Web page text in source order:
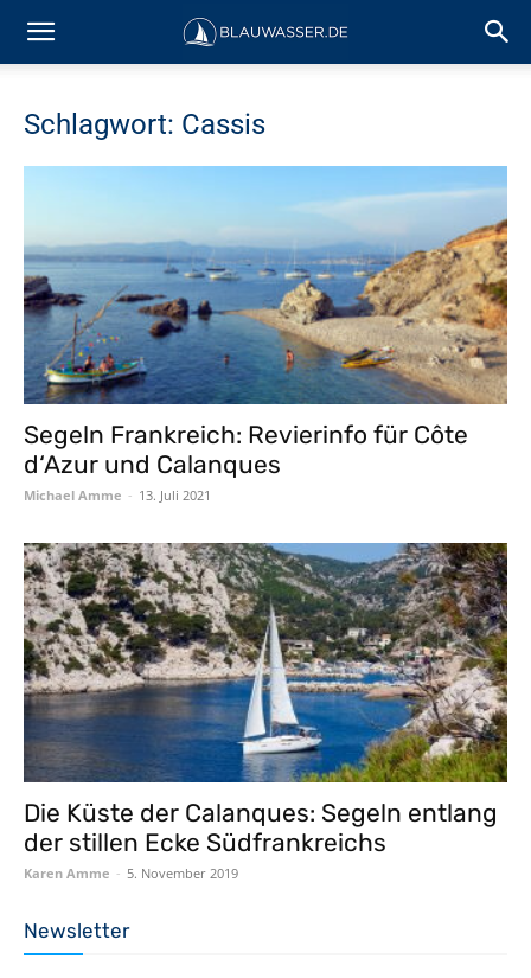
Schlagwort: Cassis
Segeln Frankreich: Revierinfo für Côte
d‘Azur und Calanques
Michael Amme - 13. Juli 2021
Die Küste der Calanques: Segeln entlang
der stillen Ecke Südfrankreichs
Karen Amme - 5. November 2019
Newsletter